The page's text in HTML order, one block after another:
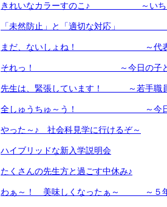
きれいなカラーすのこ♪ ～いちょ
「未然防止」と「適切な対応」
まだ、ないしょね！ ～代表
それっ！ ～今日の子ども
先生は、緊張しています！ ～若手職員
全しゅうちゅ～う！ ～今日の
やった～♪ 社会科見学に行けるぞ～
ハイブリッドな新入学説明会
たくさんの先生方と過ごす中休み♪
わぁ～！ 美味しくなったぁ～ ～５年